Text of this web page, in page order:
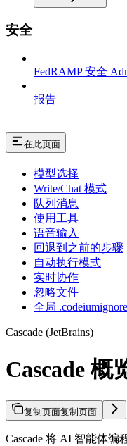
安全
FedRAMP 安全
报告
在此页面
模型选择
Write/Chat 模式
队列消息
使用工具
语音输入
回退到之前的步骤
自动执行模式
实时协作
忽略文件
全局 .codeiumignore
Cascade (JetBrains)
Cascade 概
复制页面复制页面
Cascade 将 AI 智能体编